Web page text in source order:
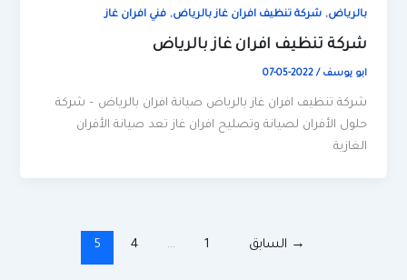
بالرياض,شركة تنظيف افران غاز بالرياض,فني افران غاز
شركة تنظيف افران غاز بالرياض
ابو يوسف/
2022-05-07
شركة تنظيف افران غاز بالرياض صيانة افران بالرياض – شركة
حلول الأفران لصيانة وتصليح افران غاز تعد صيانة الأفران
الغازية
→ السابق 1
…
4
5